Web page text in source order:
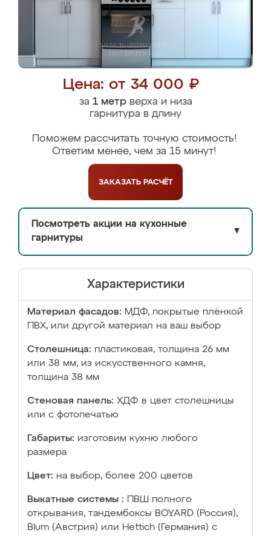
Цена: от 34 000 ₽
за 1 метрверха и низа
гарнитура в длину
Поможем рассчитать точную стоимость!
Ответим менее, чем за 15 минут!
ЗАКАЗАТЬ РАСЧЁТ
Посмотреть акции на кухонные
гарнитуры
▼
Характеристики
Материал фасадов: МДФ, покрытые плёнкой
ПВХ, или другой материал на ваш выбор
Столешница: пластиковая, толщина 26 мм
или 38 мм; из искусственного камня,
толщина 38 мм
Стеновая панель: ХДФ в цвет столешницы
или с фотопечатью
Габариты: изготовим кухню любого
размера
Цвет: на выбор, более 200 цветов
Выкатные системы :
ПВШ полного
открывания, тандембоксы BOYARD (Россия),
Blum (Австрия) или Hettich (Германия) с